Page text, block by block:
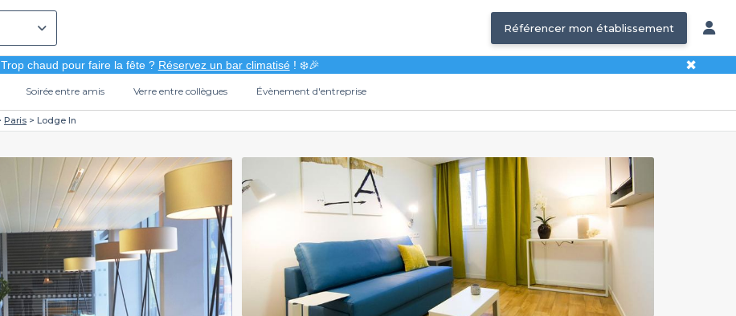
Référencer mon établissement
Trop chaud pour faire la fête ? Réservez un bar climatisé! ❄️🎉 ✖
Soirée entre amis Verre entre collègues Évènement d'entreprise
Paris Lodge In